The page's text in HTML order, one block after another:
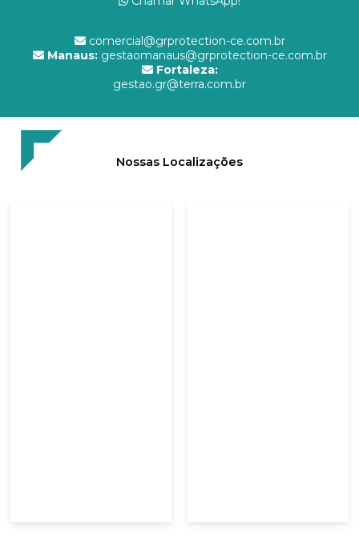
comercial@grprotection-ce.com.br
Manaus:gestaomanaus@grprotection-ce.com.br
Fortaleza:
gestao.gr@terra.com.br
Nossas Localizações